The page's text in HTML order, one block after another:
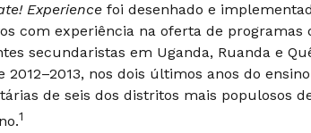
Experience foi desenhado e
com experiência na oferta de
secundaristas em Uganda, Ruanda e
2012–2013, nos dois últimos anos do
de seis dos distritos mais populosos
1